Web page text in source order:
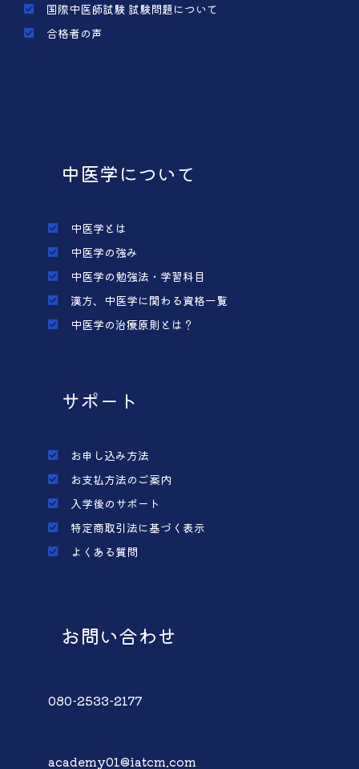
国際中医師試験 試験問題について
合格者の声
中医学について
中医学とは
中医学の強み
中医学の勉強法・学習科目
漢方、中医学に関わる資格一覧
中医学の治療原則とは？
サポート
お申し込み方法
お支払方法のご案内
入学後のサポート
特定商取引法に基づく表示
よくある質問
お問い合わせ
080-2533-2177
academy01@iatcm.com